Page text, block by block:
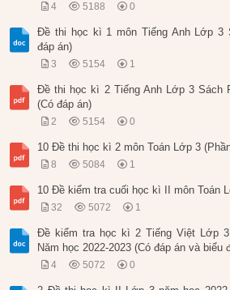
4 5188 0
Đề thi học kì 1 môn Tiếng Anh Lớp 3
đáp án)
3 5154 1
Đề thi học kì 2 Tiếng Anh Lớp 3 Sách
(Có đáp án)
2 5154 0
10 Đề thi học kì 2 môn Toán Lớp 3
8 5084 1
10 Đề kiểm tra cuối học kì II môn Toán
32 5072 1
Đề kiểm tra học kì 2 Tiếng Việt Lớp
Năm học 2022-2023 (Có đáp án và biểu
4 5072 0